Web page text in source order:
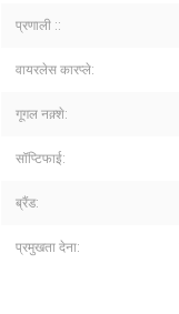
प्रणाली ::
वायरलेस कारप्ले:
गूगल नक़्शे:
सॉप्टिफाई:
ब्रैंड:
प्रमुखता देना: